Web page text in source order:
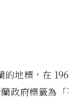
地標，在
政府標籤為